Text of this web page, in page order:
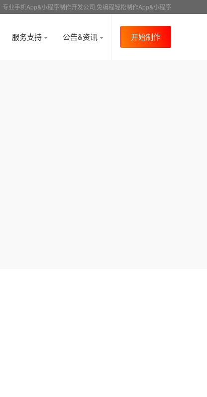
专业手机App&小程序制作开发公司,免编程轻松制作App&小程序
服务支持 公告&资讯 开始制作